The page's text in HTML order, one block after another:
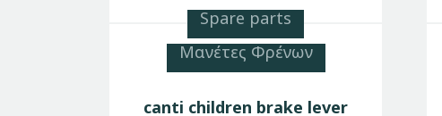
Spare parts
Μανέτες Φρένων
canti children brake lever